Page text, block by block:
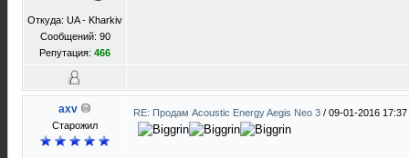
Откуда: UA - Kharkiv
Сообщений: 90
Репутация: 466
axv
Старожил
RE: Продам Acoustic Energy Aegis Neo 3 / 09-01-2016 17:37